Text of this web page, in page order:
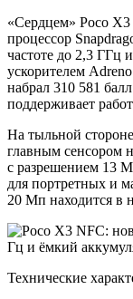
«Сердцем» Poco
процессор
частоте до 2,3 ГГц
ускорителем
набрал 310 581
поддерживает
На тыльной
главным сенсором
с разрешением 13
для портретных и
20 Мп находится в
Технические